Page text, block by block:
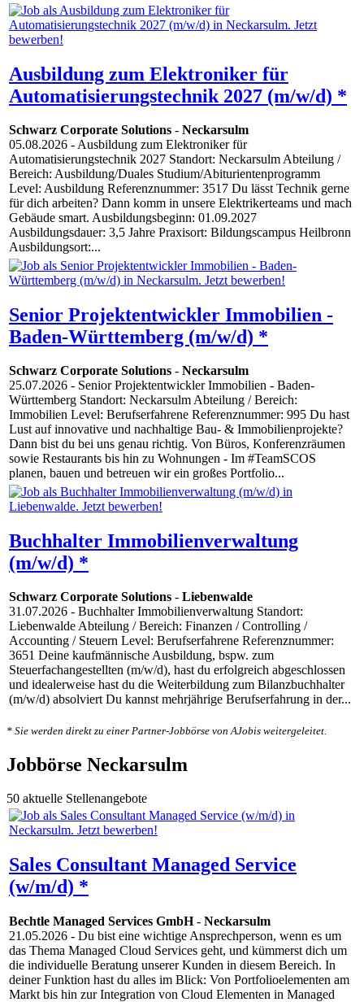
Ausbildung zum Elektroniker für
Automatisierungstechnik 2027 (m/w/d) *
Schwarz Corporate Solutions - Neckarsulm
05.08.2026 - Ausbildung zum Elektroniker für
Automatisierungstechnik 2027 Standort: Neckarsulm Abteilung /
Bereich: Ausbildung/Duales Studium/Abiturientenprogramm
Level: Ausbildung Referenznummer: 3517 Du lässt Technik gerne
für dich arbeiten? Dann komm in unsere Elektrikerteams und mach
Gebäude smart. Ausbildungsbeginn: 01.09.2027
Ausbildungsdauer: 3,5 Jahre Praxisort: Bildungscampus Heilbronn
Ausbildungsort:...
Senior Projektentwickler Immobilien -
Baden-Württemberg (m/w/d) *
Schwarz Corporate Solutions - Neckarsulm
25.07.2026 - Senior Projektentwickler Immobilien - Baden-
Württemberg Standort: Neckarsulm Abteilung / Bereich:
Immobilien Level: Berufserfahrene Referenznummer: 995 Du hast
Lust auf innovative und nachhaltige Bau- & Immobilienprojekte?
Dann bist du bei uns genau richtig. Von Büros, Konferenzräumen
sowie Restaurants bis hin zu Wohnungen - Im #TeamSCOS
planen, bauen und betreuen wir ein großes Portfolio...
Buchhalter Immobilienverwaltung
(m/w/d) *
Schwarz Corporate Solutions - Liebenwalde
31.07.2026 - Buchhalter Immobilienverwaltung Standort:
Liebenwalde Abteilung / Bereich: Finanzen / Controlling /
Accounting / Steuern Level: Berufserfahrene Referenznummer:
3651 Deine kaufmännische Ausbildung, bspw. zum
Steuerfachangestellten (m/w/d), hast du erfolgreich abgeschlossen
und idealerweise hast du die Weiterbildung zum Bilanzbuchhalter
(m/w/d) absolviert Du kannst mehrjährige Berufserfahrung in der...
* Sie werden direkt zu einer Partner-Jobbörse von AJobis weitergeleitet.
Jobbörse Neckarsulm
50 aktuelle Stellenangebote
Sales Consultant Managed Service
(w/m/d) *
Bechtle Managed Services GmbH- Neckarsulm
21.05.2026 - Du bist eine wichtige Ansprechperson, wenn es um
das Thema Managed Cloud Services geht, und kümmerst dich um
die individuelle Beratung unserer Kunden in diesem Bereich. In
deiner Funktion hast du alles im Blick: Von Portfolioelementen am
Markt bis hin zur Integration von Cloud Elementen in Managed